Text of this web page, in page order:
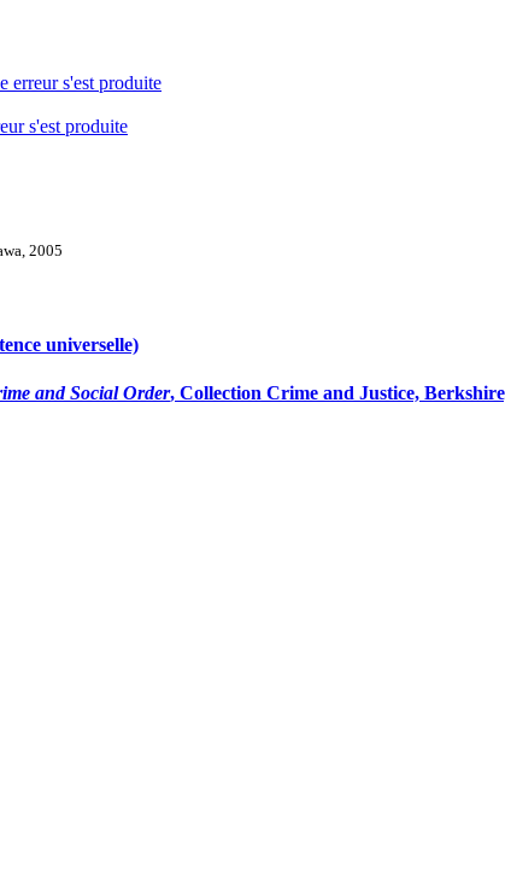
erreur s'est produite
s'est produite
2005
universelle)
and Social Order, Collection Crime and Justice,